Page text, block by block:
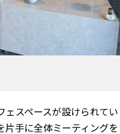
ェスペースが設けられてい
片手に全体ミーティングを